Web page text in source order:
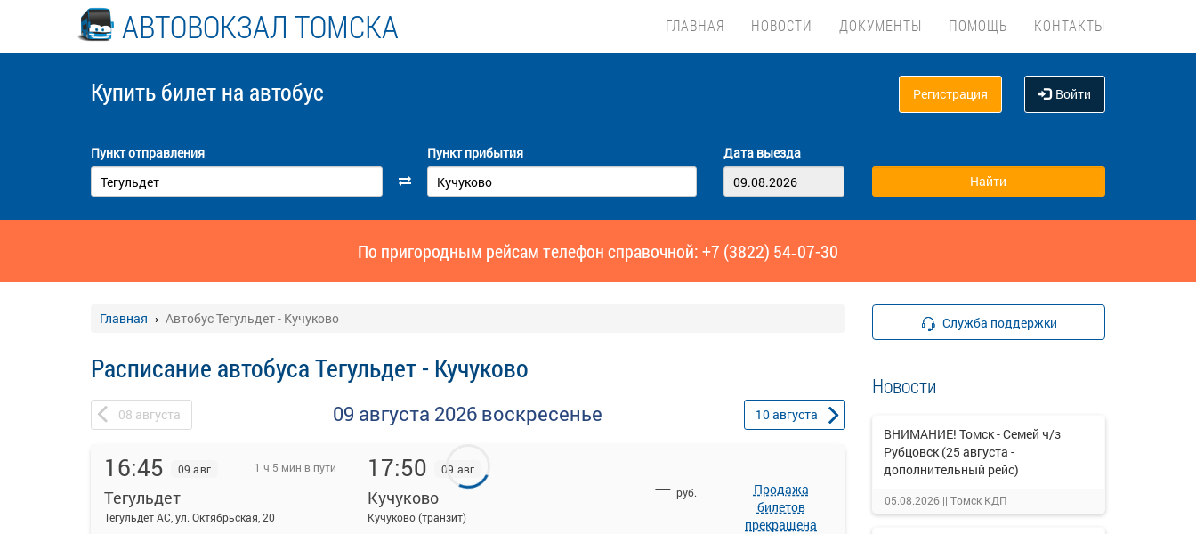
АВТОВОКЗАЛ ТОМСКА ГЛАВНАЯ НОВОСТИ ДОКУМЕНТЫ ПОМОЩЬ КОНТАКТЫ
Купить билет на автобус Регистрация Войти
Пункт отправления Пункт прибытия Дата выезда
По пригородным рейсам телефон справочной: +7 (3822) 54‑07-30
Главная Автобус Тегульдет - Кучуково
Расписание автобуса Тегульдет - Кучуково
08 августа 09 августа 2026 воскресенье 10августа
16:45 09 авг 1 ч 5 мин в пути
Тегульдет
Тегульдет АС, ул. Октябрьская, 20
17:50 09 авг
Кучуково
Кучуково (транзит)
— руб.
Продажа
билетов
прекращена
Служба поддержки
Новости
ВНИМАНИЕ! Томск - Семей ч/з
Рубцовск (25 августа -
дополнительный рейс)
05.08.2026 || Томск КДП